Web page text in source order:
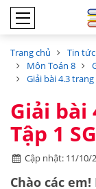
Trang chủ Tin
Môn Toán 8
Giải bài 4.3
Giải bài
Tập 1
Cập nhật: 11/10/
Chào các